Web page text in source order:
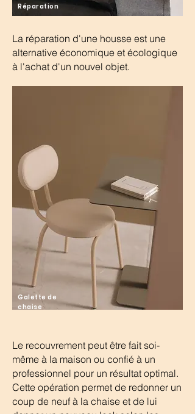
Réparation
La réparation d'une housse est une
alternative économique et écologique
à l'achat d'un nouvel objet.
Galette de
chaise
Le recouvrement peut être fait soi-
même à la maison ou confié à un
professionnel pour un résultat optimal.
Cette opération permet de redonner un
coup de neuf à la chaise et de lui